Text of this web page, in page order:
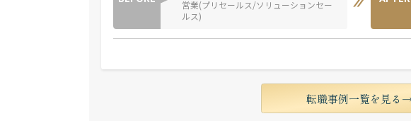
営業(プリセールス/ソリューションセー
ルス)
転職事例一覧を見る